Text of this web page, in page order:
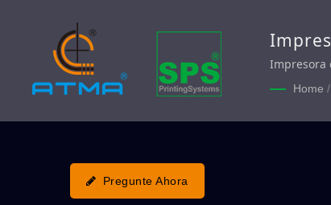
de
Impresora
Home /
Pregunte Ahora